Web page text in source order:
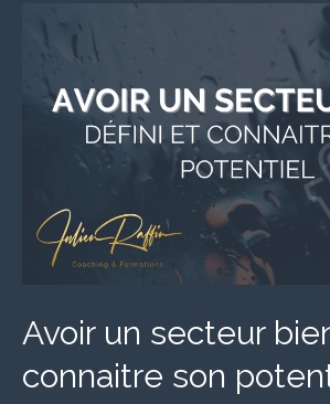
Avoir un secteur
connaitre son
bien
son
potentiel